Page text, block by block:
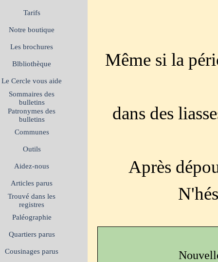
Tarifs
Notre boutique
Les brochures
Blbliothèque
Le Cercle vous aide
Sommaires des
bulletins
Patronymes des
bulletins
Communes
Outils
Aidez-nous
Articles parus
Trouvé dans les
registres
Paléographie
Quartiers parus
Cousinages parus
Même si la
dans des
Après